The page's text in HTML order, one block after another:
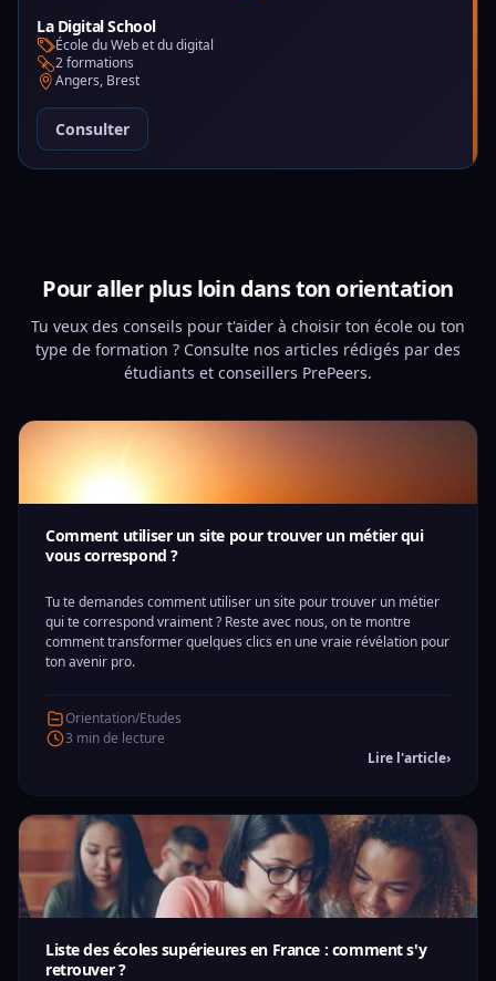
La Digital School
École du Web et du digital
2 formations
Angers, Brest
Consulter
Pour aller plus loin dans ton orientation
Tu veux des conseils pour t'aider à choisir ton école ou ton
type de formation ? Consulte nos articles rédigés par des
étudiants et conseillers PrePeers.
Comment utiliser un site pour trouver un métier qui
vous correspond ?
Tu te demandes comment utiliser un site pour trouver un métier
qui te correspond vraiment ? Reste avec nous, on te montre
comment transformer quelques clics en une vraie révélation pour
ton avenir pro.
Orientation/Etudes
3 min de lecture
Lire l'article›
Liste des écoles supérieures en France : comment s'y
retrouver ?